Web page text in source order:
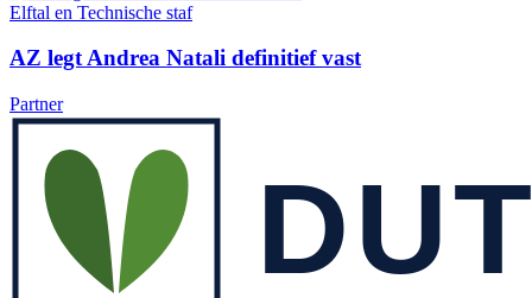
Elftal en Technische staf
AZ legt Andrea Natali definitief vast
Partner